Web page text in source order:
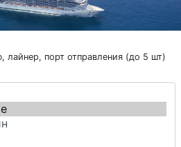
лайнер, порт отправления (до 5 шт)